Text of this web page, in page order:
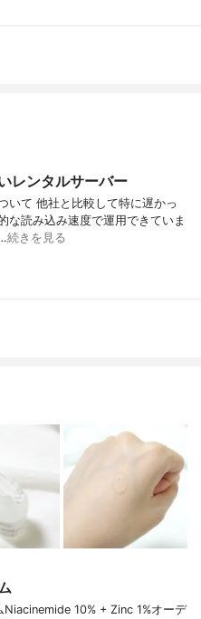
レンタルサーバー
いて 他社と比較して特に遅かっ
な読み込み速度で運用できていま
続きを見る
10% + Zinc 1%オーデ